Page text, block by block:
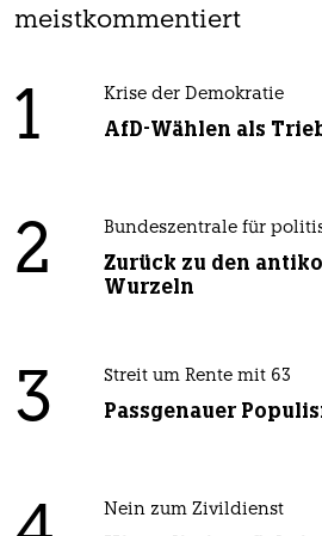
meistkommentiert
1 Krise der Demokratie
AfD-Wählen als
2 Bundeszentrale für
Zurück zu den
Wurzeln
3 Streit um Rente mit 63
Passgenauer
Nein zum Zivildienst